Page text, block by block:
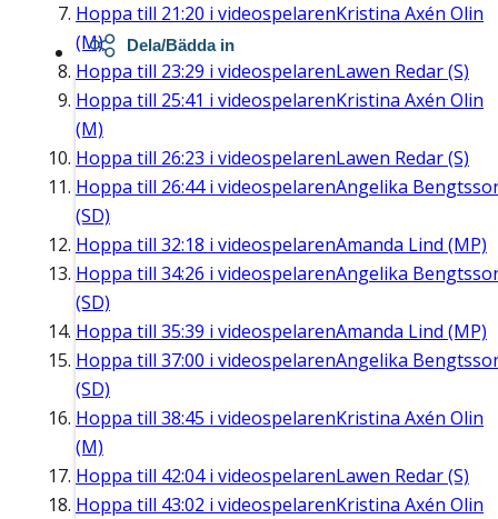
Hoppa till 21:20 i videospelarenKristina Axén Olin
(M)
Hoppa till 23:29 i videospelarenLawen Redar (S)
Hoppa till 25:41 i videospelarenKristina Axén Olin
(M)
Hoppa till 26:23 i videospelarenLawen Redar (S)
Hoppa till 26:44i videospelarenAngelika
(SD)
Hoppa till 32:18 i videospelarenAmanda Lind (MP)
Hoppa till 34:26 i videospelarenAngelika
(SD)
Hoppa till 35:39 i videospelarenAmanda Lind (MP)
Hoppa till 37:00 i videospelarenAngelika
(SD)
Hoppa till 38:45 i videospelarenKristina Axén Olin
(M)
Hoppa till 42:04i videospelarenLawen Redar (S)
Hoppa till 43:02 i videospelarenKristina Axén Olin
Dela/Bädda in